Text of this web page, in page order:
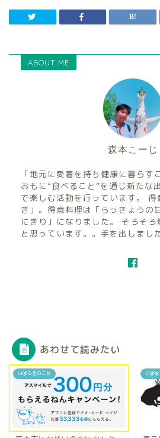
ABOUT ME
森本こーじ
「地元に愛着を持ち健康に暮らす
おもに“食べること”を通じ新たな
で楽しむ活動を行っています。 得
き」。得意料理は「らっきょうの
にぎり」になりました。 そろそろ
と思っています。。手を出しまし
あわせて読みたい
いばらきのこと いば